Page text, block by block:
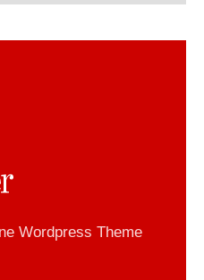
Wordpress Theme